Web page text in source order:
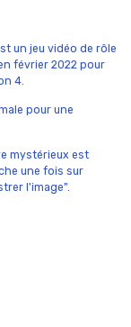
un jeu vidéo de rôle
février 2022 pour
4.
pour une
mystérieux est
une fois sur
l'image".